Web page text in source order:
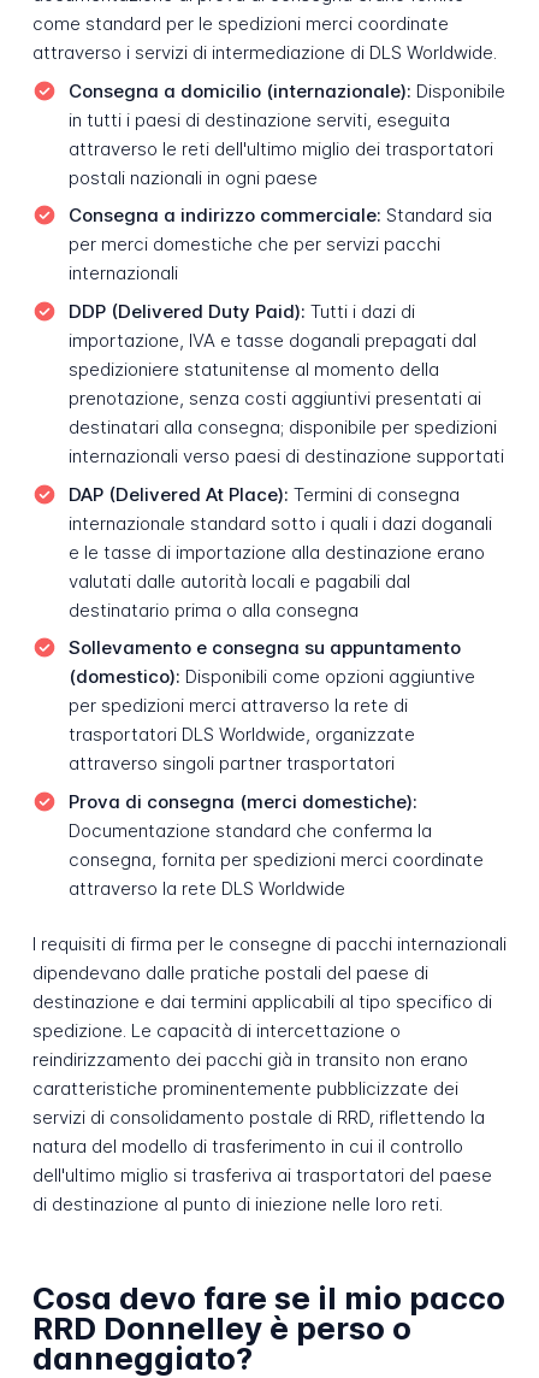
come standard per le spedizioni merci coordinate
attraverso i servizi di intermediazione di DLS Worldwide.
Consegna a domicilio (internazionale): Disponibile
in tutti i paesi di destinazione serviti, eseguita
attraverso le reti dell'ultimo miglio dei trasportatori
postali nazionali in ogni paese
Consegna a indirizzo commerciale: Standard sia
per merci domestiche che per servizi pacchi
internazionali
DDP (Delivered Duty Paid): Tutti i dazi di
importazione, IVA e tasse doganali prepagati dal
spedizioniere statunitense al momento della
prenotazione, senza costi aggiuntivi presentati ai
destinatari alla consegna; disponibile per spedizioni
internazionali verso paesi di destinazione supportati
DAP (Delivered At Place): Termini di consegna
internazionale standard sotto i quali i dazi doganali
e le tasse di importazione alla destinazione erano
valutati dalle autorità locali e pagabili dal
destinatario prima o alla consegna
Sollevamento e consegna su appuntamento
(domestico): Disponibili come opzioni aggiuntive
per spedizioni merci attraverso la rete di
trasportatori DLS Worldwide, organizzate
attraverso singoli partner trasportatori
Prova di consegna (merci domestiche):
Documentazione standard che conferma la
consegna, fornita per spedizioni merci coordinate
attraverso la rete DLS Worldwide
I requisiti di firma per le consegne di pacchi internazionali
dipendevano dalle pratiche postali del paese di
destinazione e dai termini applicabili al tipo specifico di
spedizione. Le capacità di intercettazione o
reindirizzamento dei pacchi già in transito non erano
caratteristiche prominentemente pubblicizzate dei
servizi di consolidamento postale di RRD, riflettendo la
natura del modello di trasferimento in cui il controllo
dell'ultimo miglio si trasferiva ai trasportatori del paese
di destinazione al punto di iniezione nelle loro reti.
Cosa devo fare se il mio pacco
RRD Donnelley è perso o
danneggiato?